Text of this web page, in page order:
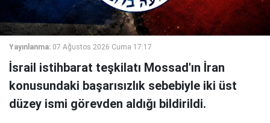
Yayınlanma: 07 Ağustos 2026 Cuma 17:17
İsrail istihbarat teşkilatı Mossad'ın İran
konusundaki başarısızlık sebebiyle iki üst
düzey ismi görevden aldığı bildirildi.